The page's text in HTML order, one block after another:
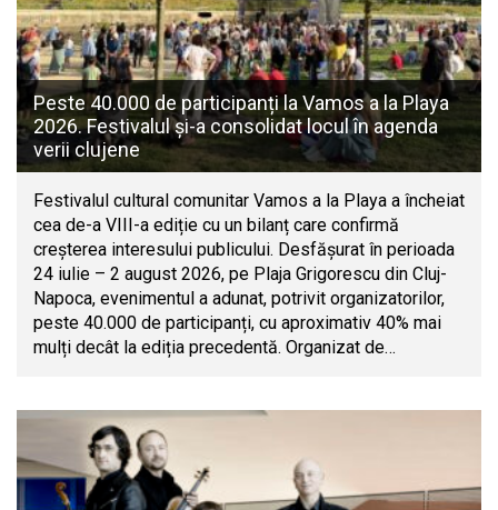
Peste 40.000 de participanți la Vamos a la Playa
2026. Festivalul și-a consolidat locul în agenda
verii clujene
Festivalul cultural comunitar Vamos a la Playa a încheiat
cea de-a VIII-a ediție cu un bilanț care confirmă
creșterea interesului publicului. Desfășurat în perioada
24 iulie – 2 august 2026, pe Plaja Grigorescu din Cluj-
Napoca, evenimentul a adunat, potrivit organizatorilor,
peste 40.000 de participanți, cu aproximativ 40% mai
mulți decât la ediția precedentă. Organizat de…